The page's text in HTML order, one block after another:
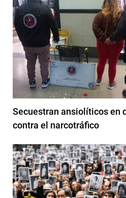
Secuestran ansiolíticos en
contra el narcotráfico